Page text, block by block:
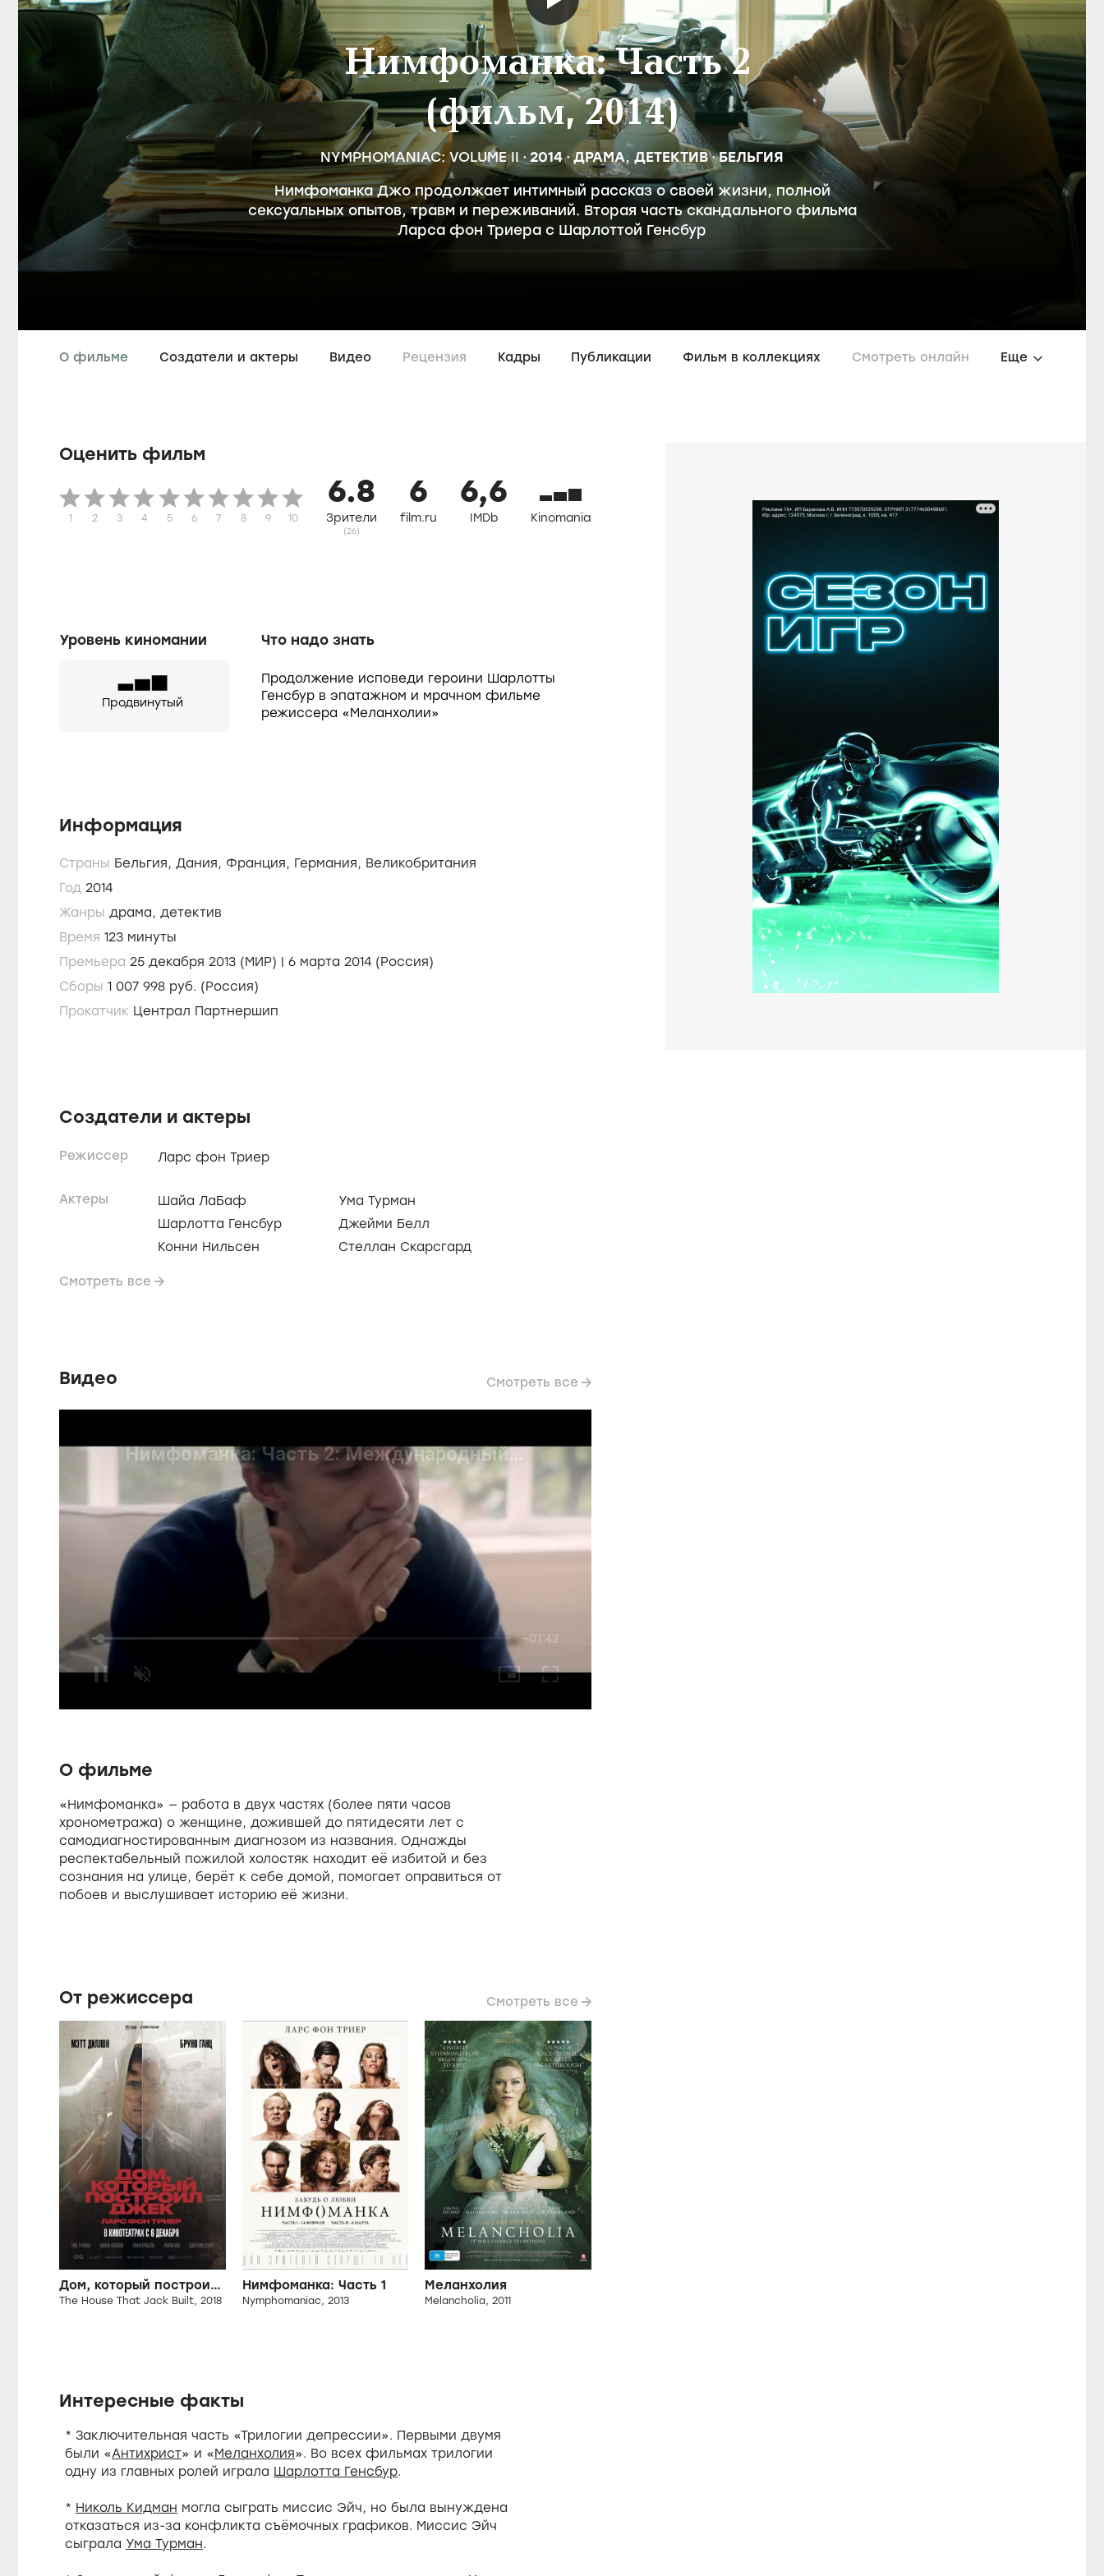
Нимфоманка: Часть 2
(фильм, 2014)
NYMPHOMANIAC: VOLUME II 2014 ДРАМА, ДЕТЕКТИВ БЕЛЬГИЯ
Нимфоманка Джо продолжает интимный рассказ о своей жизни, полной
сексуальных опытов, травм и переживаний. Вторая часть скандального фильма
Ларса фон Триера с Шарлоттой Генсбур
О фильме Создатели и актеры Видео Рецензия Кадры Публикации Фильм в коллекциях Смотреть онлайн Еще
Оценить фильм
1 2 3 4 5 6 7 8 9 10
6.8
Зрители
(26)
6
film.ru
6,6
IMDb Kinomania
Уровень киномании Что надо знать
Продвинутый
Продолжение исповеди героини Шарлотты
Генсбур в эпатажном и мрачном фильме
режиссера «Меланхолии»
Информация
Страны Бельгия, Дания, Франция, Германия, Великобритания
Год 2014
Жанры драма, детектив
Время
123 минуты
Премьера
25 декабря 2013 (МИР) | 6 марта 2014 (Россия)
Сборы 1 007 998 руб. (Россия)
Прокатчик Централ Партнершип
Создатели и актеры
Режиссер Ларс фон Триер
Актеры
Шайа ЛаБаф
Шарлотта Генсбур
Конни Нильсен
Ума Турман
Джейми Белл
Стеллан Скарсгард
Смотреть все
Видео Смотреть все
P
a
u
e
U
m
L
d
%
О фильме
«Нимфоманка» — работа в двух частях (более пяти часов
хронометража) о женщине, дожившей до пятидесяти лет с
самодиагностированным диагнозом из названия. Однажды
респектабельный пожилой холостяк находит её избитой и без
сознания на улице, берёт к себе домой, помогает оправиться от
побоев и выслушивает историю её жизни.
От режиссера Смотреть все
Дом, который построил Джек
The House That Jack Built, 2018
Нимфоманка: Часть 1
Nymphomaniac, 2013
Меланхолия
Melancholia, 2011
Интересные факты
* Заключительная часть «Трилогии депрессии». Первыми двумя
были «Антихрист» и «Меланхолия». Во всех фильмах трилогии
одну из главных ролей играла Шарлотта Генсбур.
* Николь Кидман могла сыграть миссис Эйч, но была вынуждена
отказаться из-за конфликта съёмочных графиков. Миссис Эйч
сыграла Ума Турман.